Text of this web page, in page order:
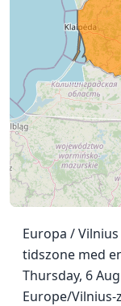
Europa /
tidszone med
Thursday, 6
Europe/Vilnius-